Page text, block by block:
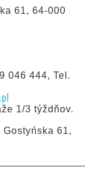
61, 64-000
046 444, Tel.
1/3 týždňov.
61,